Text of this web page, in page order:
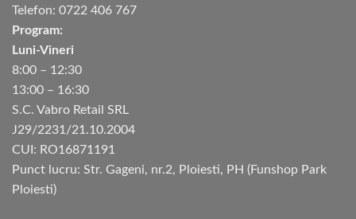
Telefon: 0722 406 767
Program:
Luni-Vineri
8:00 – 12:30
13:00 – 16:30
S.C. Vabro Retail SRL
J29/2231/21.10.2004
CUI: RO16871191
Punct lucru: Str. Gageni, nr.2, Ploiesti, PH (Funshop Park
Ploiesti)